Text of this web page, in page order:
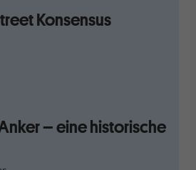
Konsensus
– eine historische